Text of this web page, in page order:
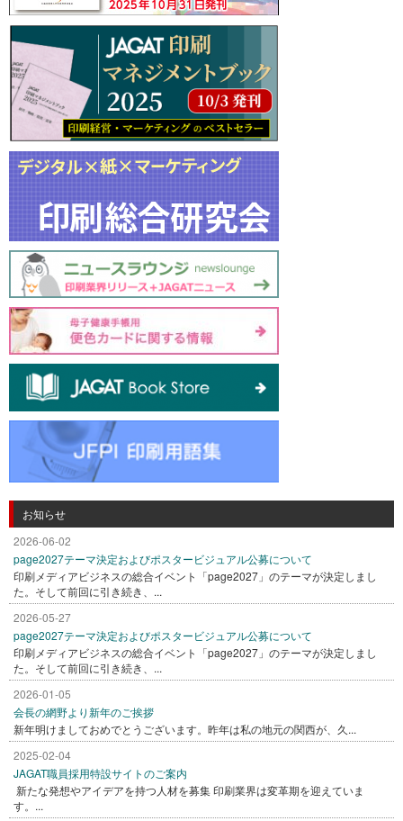
お知らせ
2026-06-02
page2027テーマ決定およびポスタービジュアル公募について
印刷メディアビジネスの総合イベント「page2027」のテーマが決定しまし
た。そして前回に引き続き、...
2026-05-27
page2027テーマ決定およびポスタービジュアル公募について
印刷メディアビジネスの総合イベント「page2027」のテーマが決定しまし
た。そして前回に引き続き、...
2026-01-05
会長の網野より新年のご挨拶
新年明けましておめでとうございます。昨年は私の地元の関西が、久...
2025-02-04
JAGAT職員採用特設サイトのご案内
新たな発想やアイデアを持つ人材を募集 印刷業界は変革期を迎えていま
す。...